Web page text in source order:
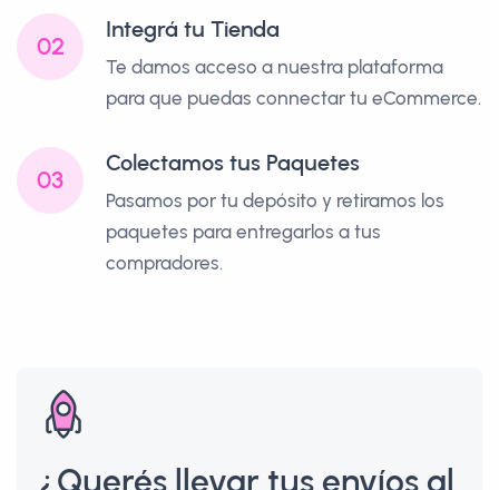
02
Integrá tu Tienda
Te damos acceso a nuestra plataforma
para que puedas connectar tu eCommerce.
03
Colectamos tus Paquetes
Pasamos por tu depósito y retiramos los
paquetes para entregarlos a tus
compradores.
¿Querés llevar tus envíos al